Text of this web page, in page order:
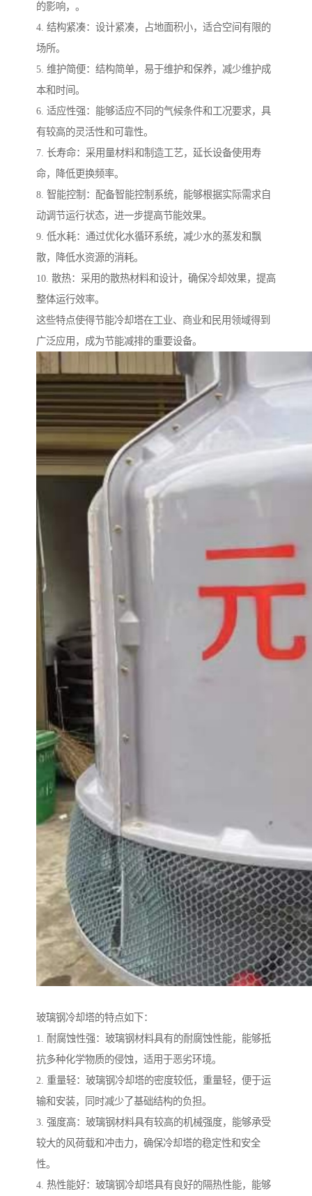
的影响，。
4. 结构紧凑：设计紧凑，占地面积小，适合空间有限的
场所。
5. 维护简便：结构简单，易于维护和保养，减少维护成
本和时间。
6. 适应性强：能够适应不同的气候条件和工况要求，具
有较高的灵活性和可靠性。
7. 长寿命：采用量材料和制造工艺，延长设备使用寿
命，降低更换频率。
8. 智能控制：配备智能控制系统，能够根据实际需求自
动调节运行状态，进一步提高节能效果。
9. 低水耗：通过优化水循环系统，减少水的蒸发和飘
散，降低水资源的消耗。
10. 散热：采用的散热材料和设计，确保冷却效果，提高
整体运行效率。
这些特点使得节能冷却塔在工业、商业和民用领域得到
广泛应用，成为节能减排的重要设备。
玻璃钢冷却塔的特点如下：
1. 耐腐蚀性强：玻璃钢材料具有的耐腐蚀性能，能够抵
抗多种化学物质的侵蚀，适用于恶劣环境。
2. 重量轻：玻璃钢冷却塔的密度较低，重量轻，便于运
输和安装，同时减少了基础结构的负担。
3. 强度高：玻璃钢材料具有较高的机械强度，能够承受
较大的风荷载和冲击力，确保冷却塔的稳定性和安全
性。
4. 热性能好：玻璃钢冷却塔具有良好的隔热性能，能够